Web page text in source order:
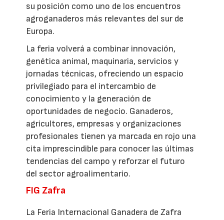
su posición como uno de los encuentros
agroganaderos más relevantes del sur de
Europa.
La feria volverá a combinar innovación,
genética animal, maquinaria, servicios y
jornadas técnicas, ofreciendo un espacio
privilegiado para el intercambio de
conocimiento y la generación de
oportunidades de negocio. Ganaderos,
agricultores, empresas y organizaciones
profesionales tienen ya marcada en rojo una
cita imprescindible para conocer las últimas
tendencias del campo y reforzar el futuro
del sector agroalimentario.
FIG Zafra
La Feria Internacional Ganadera de Zafra